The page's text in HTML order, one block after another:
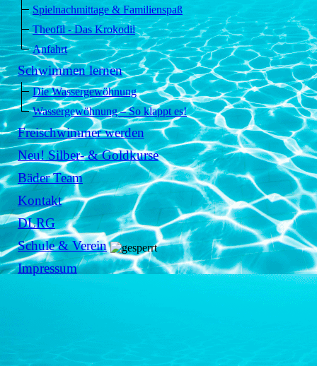
Spielnachmittage & Familienspaß
Theofil - Das Krokodil
Anfahrt
Schwimmen lernen
Die Wassergewöhnung
Wassergewöhnung – So klappt es!
Freischwimmer werden
Neu! Silber- & Goldkurse
Bäder Team
Kontakt
DLRG
Schule & Verein
Impressum